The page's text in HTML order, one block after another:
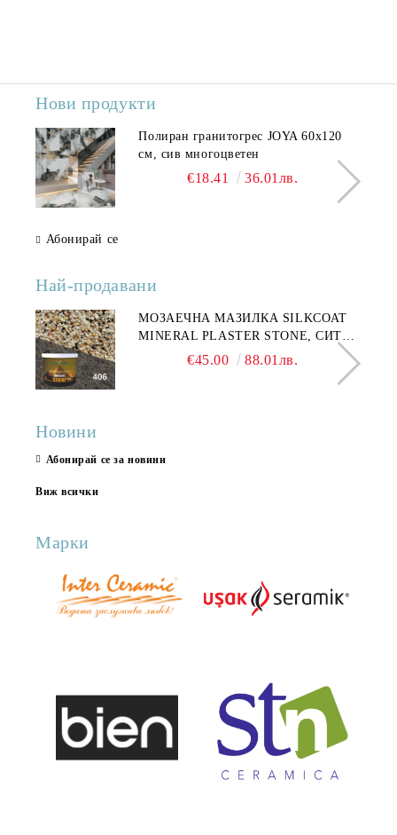
Нови продукти
Полиран гранитогрес JOYA 60x120
см, сив многоцветен
€18.41 36.01лв.
Абонирай се
Най-продавани
МОЗАЕЧНА МАЗИЛКА SILKCOAT
MINERAL PLASTER STONE, СИТЕН
КАМЪК 406 25КГ
€45.00 88.01лв.
Новини
Абонирай се за новини
Виж всички
Марки